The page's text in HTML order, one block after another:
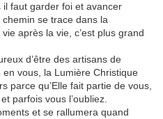
faut garder foi et avancer
se trace dans la
après la vie, c’est plus grand
d’être des artisans de
vous, la Lumière Christique
parce qu’Elle fait partie de vous,
parfois vous l’oubliez.
et se rallumera quand